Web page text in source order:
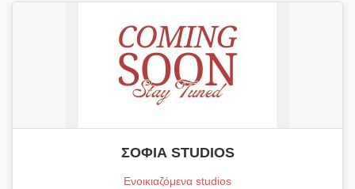
ΣΟΦΙΑ STUDIOS
Ενοικιαζόμενα studios